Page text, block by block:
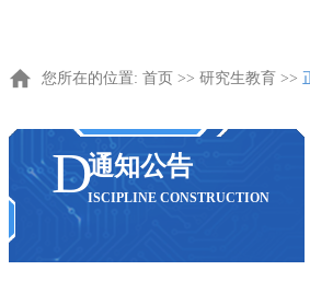
您所在的位置: 首页 >> 研究生教育 >>
通知公告
ISCIPLINE CONSTRUCTION
D